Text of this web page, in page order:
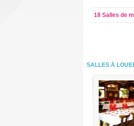
18 Salles de
SALLES À